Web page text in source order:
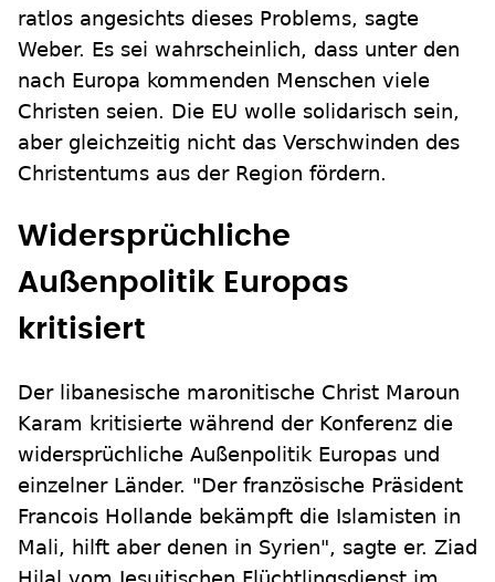
ratlos angesichts dieses Problems, sagte
Weber. Es sei wahrscheinlich, dass unter den
nach Europa kommenden Menschen viele
Christen seien. Die EU wolle solidarisch sein,
aber gleichzeitig nicht das Verschwinden des
Christentums aus der Region fördern.
Widersprüchliche
Außenpolitik Europas
kritisiert
Der libanesische maronitische Christ Maroun
Karam kritisierte während der Konferenz die
widersprüchliche Außenpolitik Europas und
einzelner Länder. "Der französische Präsident
Francois Hollande bekämpft die Islamisten in
Mali, hilft aber denen in Syrien", sagte er. Ziad